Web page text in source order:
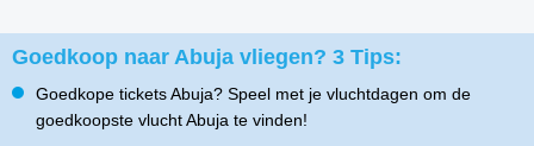
Goedkoop naar Abuja vliegen? 3 Tips:
Goedkope tickets Abuja? Speel met je vluchtdagen om de
goedkoopste vlucht Abuja te vinden!